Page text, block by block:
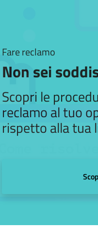
Fare reclamo
Non sei
Scopri le
reclamo al tuo
rispetto alla tua